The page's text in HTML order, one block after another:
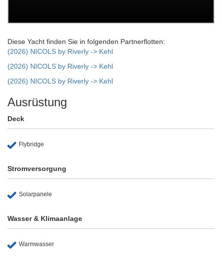
Diese Yacht finden Sie in folgenden Partnerflotten:
(2026) NICOLS by Riverly -> Kehl
(2026) NICOLS by Riverly -> Kehl
(2026) NICOLS by Riverly -> Kehl
Ausrüstung
Deck
Flybridge
Stromversorgung
Solarpanele
Wasser & Klimaanlage
Warmwasser